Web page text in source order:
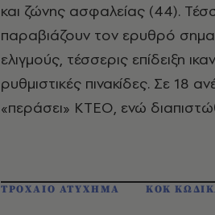
και ζώνης ασφαλείας (44).
παραβιάζουν τον ερυθρό
ελιγμούς, τέσσερις επίδειξη
ρυθμιστικές πινακίδες. Σε 18
«περάσει» ΚΤΕΟ, ενώ
ΤΡΟΧΑΙΟ ΑΤΥΧΗΜΑ ΚΟΚ